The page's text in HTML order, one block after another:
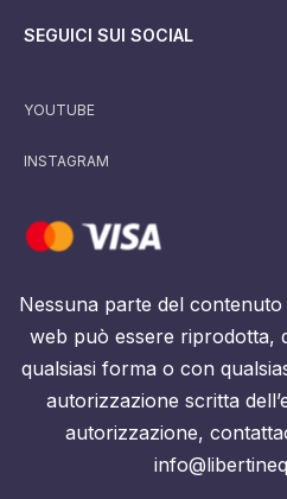
SEGUICI SUI SOCIAL
YOUTUBE
INSTAGRAM
Nessuna parte del
web può essere riprodotta,
qualsiasi forma o con
autorizzazione scritta
autorizzazione,